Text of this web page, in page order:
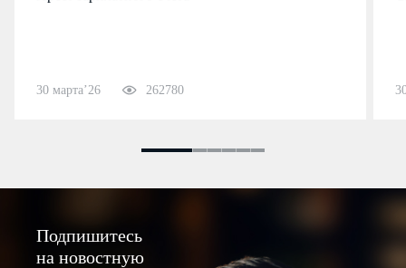
30 марта’26 262780
Подпишитесь
на новостную